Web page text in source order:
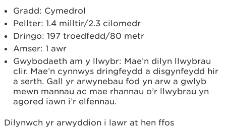
Gradd: Cymedrol
Pellter: 1.4 milltir/2.3 cilomedr
Dringo: 197 troedfedd/80 metr
Amser: 1 awr
Gwybodaeth am y llwybr: Mae’n dilyn llwybrau
clir. Mae’n cynnwys dringfeydd a disgynfeydd hir
a serth. Gall yr arwynebau fod yn arw a gwlyb
mewn mannau ac mae rhannau o’r llwybrau yn
agored iawn i’r elfennau.
Dilynwch yr arwyddion i lawr at hen ffos